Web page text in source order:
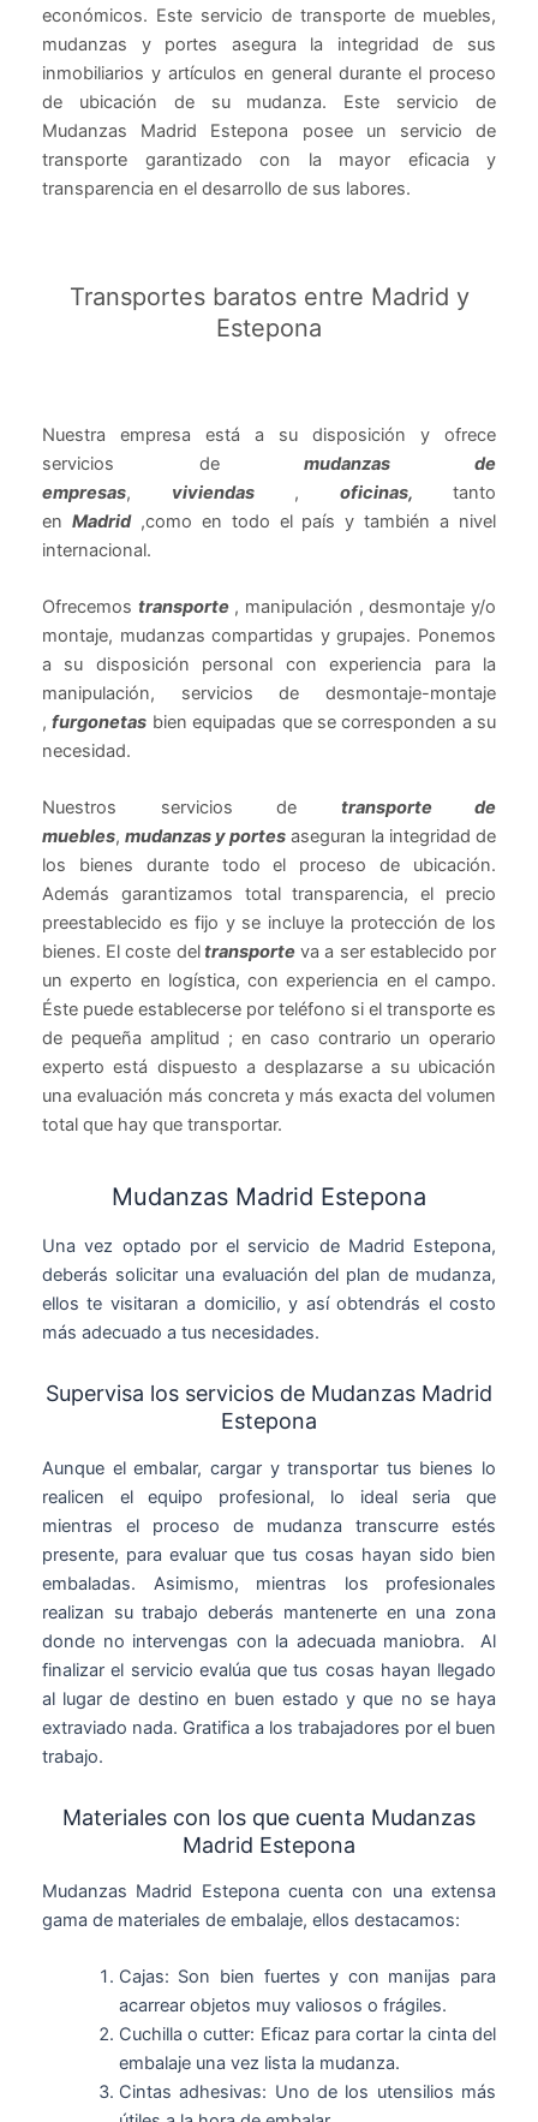
económicos. Este servicio de transporte de muebles,
mudanzas y portes asegura la integridad de sus
inmobiliarios y artículos en general durante el proceso
de ubicación de su mudanza. Este servicio de
Mudanzas Madrid Estepona posee un servicio de
transporte garantizado con la mayor eficacia y
transparencia en el desarrollo de sus labores.
Transportes baratos entre Madrid y
Estepona
Nuestra empresa está a su disposición y ofrece
servicios demudanzas de
empresas, viviendas, oficinas, tanto
en Madrid,como en todo el país y también a nivel
internacional.
Ofrecemos transporte, manipulación , desmontaje y/o
montaje, mudanzas compartidas y grupajes. Ponemos
a su disposición personal con experiencia para la
manipulación, servicios de desmontaje-montaje
,furgonetas bien equipadas que se corresponden a su
necesidad.
Nuestros servicios de transporte de
muebles, mudanzas y portes aseguran la integridad de
los bienes durante todo el proceso de ubicación.
Además garantizamos total transparencia, el precio
preestablecido es fijo y se incluye la protección de los
bienes. El coste deltransporteva a ser establecido por
un experto en logística, con experiencia en el campo.
Éste puede establecerse por teléfono si el transporte es
de pequeña amplitud ; en caso contrario un operario
experto está dispuesto a desplazarse a su ubicación
una evaluación más concreta y más exacta del volumen
total que hay que transportar.
Mudanzas Madrid Estepona
Una vez optado por el servicio de Madrid Estepona,
deberás solicitar una evaluación del plan de mudanza,
ellos te visitaran a domicilio, y así obtendrás el costo
más adecuado a tus necesidades.
Supervisa los servicios de Mudanzas Madrid
Estepona
Aunque el embalar, cargar y transportar tus bienes lo
realicen el equipo profesional, lo ideal seria que
mientras el proceso de mudanza transcurre estés
presente, para evaluar que tus cosas hayan sido bien
embaladas. Asimismo, mientras los profesionales
realizan su trabajo deberás mantenerte en una zona
donde no intervengas con la adecuada maniobra. Al
finalizar el servicio evalúa que tus cosas hayan llegado
al lugar de destino en buen estado y que no se haya
extraviado nada. Gratifica a los trabajadores por el buen
trabajo.
Materiales con los que cuenta Mudanzas
Madrid Estepona
Mudanzas Madrid Estepona cuenta con una extensa
gama de materiales de embalaje, ellos destacamos:
Cajas: Son bien fuertes y con manijas para
acarrear objetos muy valiosos o frágiles.
Cuchilla o cutter: Eficaz para cortar la cinta del
embalaje una vez lista la mudanza.
Cintas adhesivas: Uno de los utensilios más